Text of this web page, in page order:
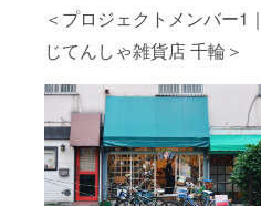
＜プロジェクトメンバー1｜
じてんしゃ雑貨店 千輪＞